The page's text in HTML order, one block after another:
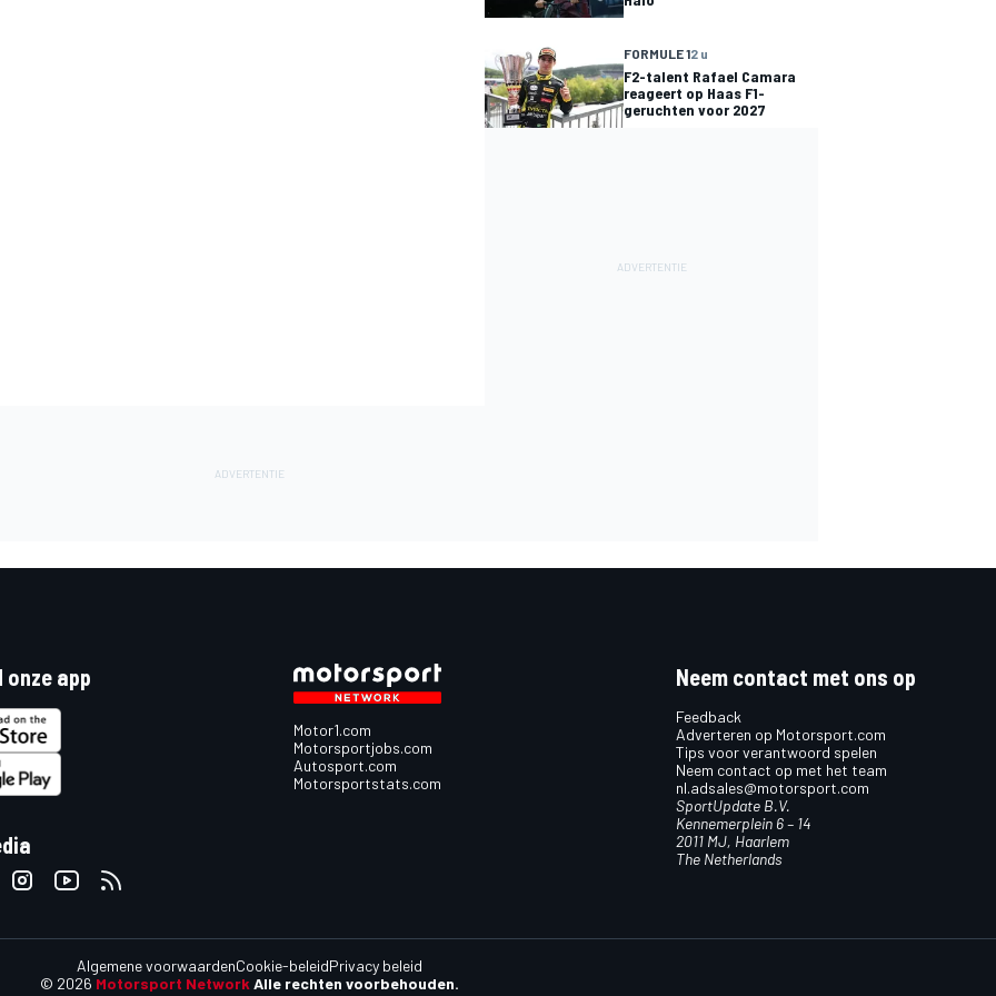
FORMULE 12 u
F2-talent Rafael Camara
reageert op Haas F1-
geruchten voor 2027
onze app
Motor1.com
Motorsportjobs.com
Autosport.com
Motorsportstats.com
Neem contact met ons op
Feedback
Adverteren op Motorsport.com
Tips voor verantwoord spelen
Neem contact op met het team
nl.adsales@motorsport.com
SportUpdate B.V.
Kennemerplein 6 – 14
2011 MJ, Haarlem
The Netherlands
© 2026 Motorsport Network Alle rechten voorbehouden.
Algemene voorwaardenCookie-beleidPrivacy beleid